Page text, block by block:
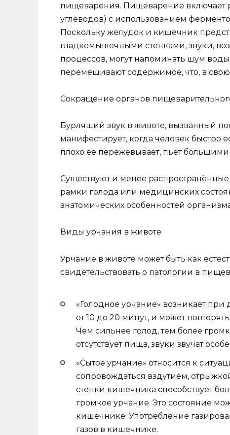
пищеварения. Пищеварение
углеводов) с использованием
Поскольку желудок и кишечник
гладкомышечными стенками, звуки,
процессов, могут напоминать шум
перемешивают содержимое, что, в
Сокращение органов
Бурлящий звук в животе, вызванный
манифестирует, когда человек быстро
плохо ее пережевывает, пьет
Существуют и менее
рамки голода или медицинских
анатомических особенностей
Виды урчания в животе
Урчание в животе может быть как
свидетельствовать о патологии в
«Голодное урчание» возникает
от 10 до 20 минут, и может
Чем сильнее голод, тем более
отсутствует пища, звуки звучат
«Сытое урчание» относится к
сопровождаться вздутием,
стенки кишечника способствует
громкое урчание. Это состояние
кишечнике. Употребление
газов в кишечнике.